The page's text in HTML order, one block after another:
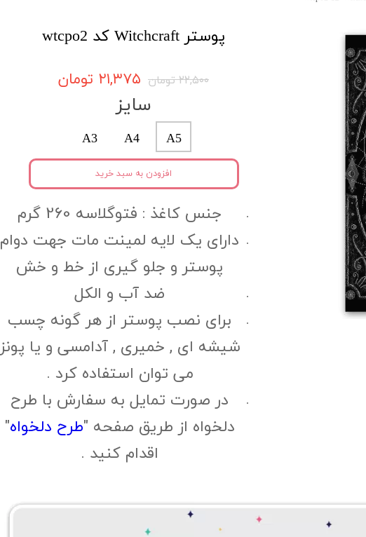
پوستر Witchcraft کد wtcpo2
۲۲,۵۰۰ تومان ۲۱,۳۷۵ تومان
جنس کاغذ :‌ فتوگلاسه 260 گرم
دارای یک لایه لمینت مات جهت دوام
پوستر و جلو گیری از خط و خش
ضد آب و الکل
برای نصب پوستر از هر گونه چسب
شیشه ای , خمیری , آدامسی و یا پونز
می توان استفاده کرد .
در صورت تمایل به سفارش با طرح
دلخواه از طریق صفحه "طرح دلخواه"
اقدام کنید .
سایز
A5
A4
A3
افزودن به سبد خرید